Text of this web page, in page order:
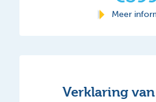
Meer
Verklaring